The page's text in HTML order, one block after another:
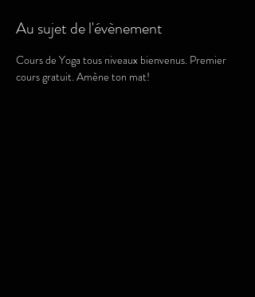
Au sujet de l'évènement
Cours de Yoga tous niveaux bienvenus. Premier
cours gratuit. Amène ton mat!